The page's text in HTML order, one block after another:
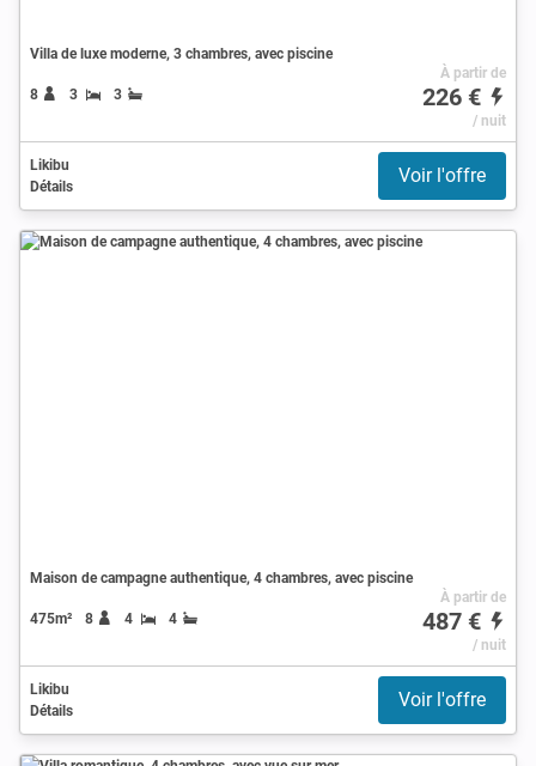
Villa de luxe moderne, 3 chambres, avec piscine
8 3 3
À partir de
226 €
/ nuit
Likibu
Détails
Voir l'offre
Maison de campagne authentique, 4 chambres, avec piscine
475m² 8 4 4
À partir de
487 €
/ nuit
Likibu
Détails
Voir l'offre